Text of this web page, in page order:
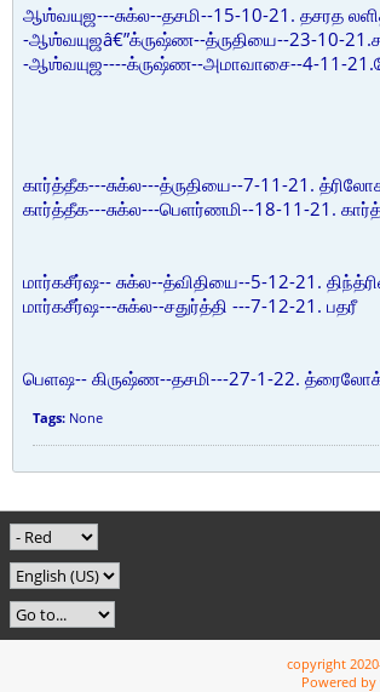
ஆஶ்வயுஜ---சுக்ல--தசமி--15-10-21. தசரத
-ஆஶ்வயுஜâ€”க்ருஷ்ண--த்ருதியை--23-10-
-ஆஶ்வயுஜ----க்ருஷ்ண--அமாவாசை--4-11-
கார்த்தீக---சுக்ல---த்ருதியை--7-11-21.
கார்த்தீக---சுக்ல---பெளர்ணமி--18-11-21.
மார்கசீர்ஷ-- சுக்ல--த்விதியை--5-12-21.
மார்கசீர்ஷ---சுக்ல--சதுர்த்தி ---7-12-21. பதரீ
பெளஷ-- கிருஷ்ண--தசமி---27-1-22.
Tags: None
copyright
Powered by